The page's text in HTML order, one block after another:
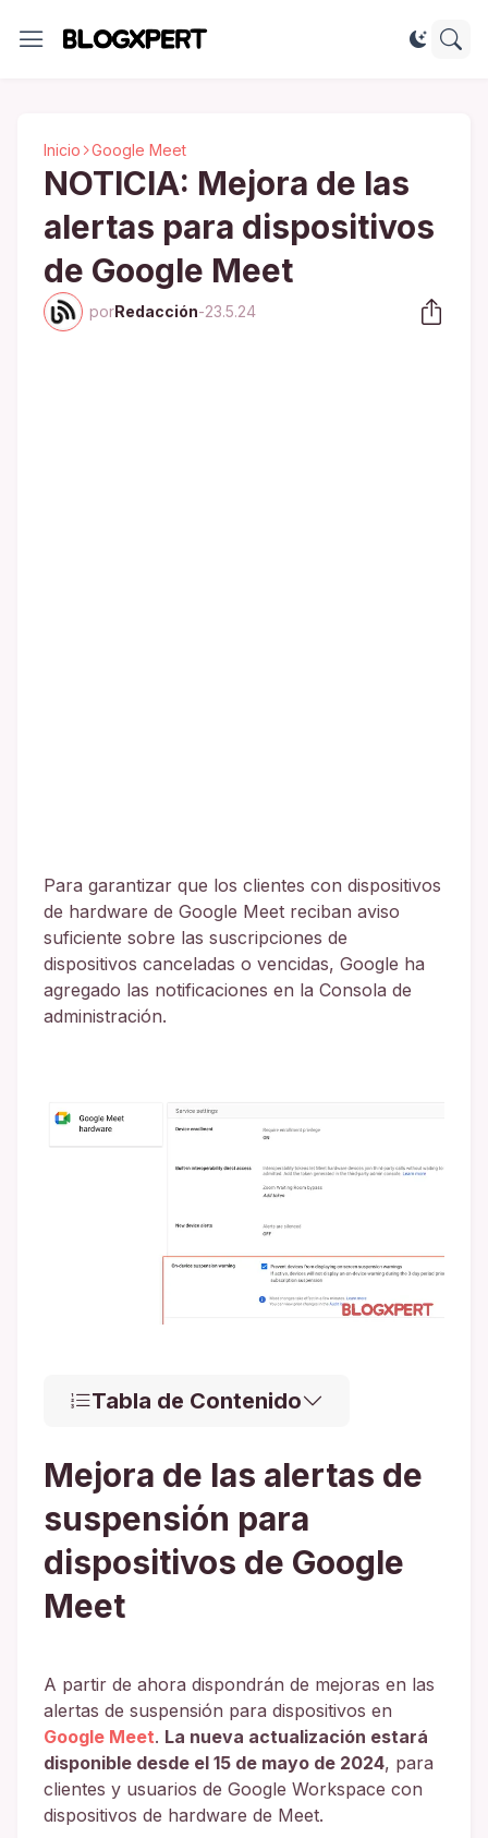
Inicio Google Meet
NOTICIA: Mejora de las
alertas para dispositivos
de Google Meet
porRedacción-23.5.24
Para garantizar que los clientes con dispositivos
de hardware de Google Meet reciban aviso
suficiente sobre las suscripciones de
dispositivos canceladas o vencidas, Google ha
agregado las notificaciones en la Consola de
administración.
Tabla de Contenido
Mejora de las alertas de
suspensión para
dispositivos de Google
Meet
A partir de ahora dispondrán de mejoras en las
alertas de suspensión para dispositivos en
Google Meet. La nueva actualización estará
disponible desde el 15 de mayo de 2024, para
clientes y usuarios de Google Workspace con
dispositivos de hardware de Meet.